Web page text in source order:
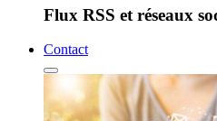
Flux RSS et réseaux
Contact